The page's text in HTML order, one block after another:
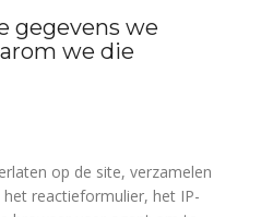
gegevens we
we die
op de site, verzamelen
reactieformulier, het IP-